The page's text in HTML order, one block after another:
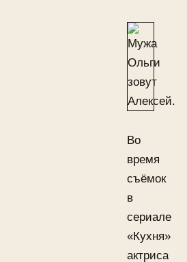
Во
время
съёмок
в
сериале
«Кухня»
актриса